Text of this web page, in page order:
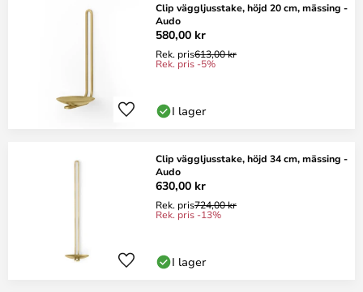
Clip väggljusstake, höjd 20 cm, mässing -
Audo
580,00 kr
Rek. pris613,00 kr
Rek. pris -5%
I lager
Clip väggljusstake, höjd 34 cm, mässing -
Audo
630,00 kr
Rek. pris724,00 kr
Rek. pris -13%
I lager